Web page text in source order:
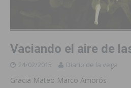
Vaciando el aire de
24/02/2015 Diario de la vega
Gracia Mateo Marco Amorós